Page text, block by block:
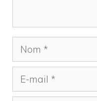
Nom
mail